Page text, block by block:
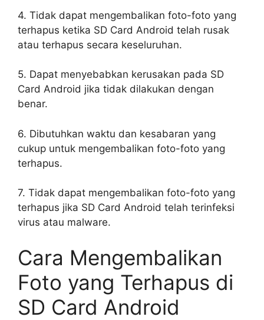
4. Tidak dapat mengembalikan foto-foto yang
terhapus ketika SD Card Android telah rusak
atau terhapus secara keseluruhan.
5. Dapat menyebabkan kerusakan pada SD
Card Android jika tidak dilakukan dengan
benar.
6. Dibutuhkan waktu dan kesabaran yang
cukup untuk mengembalikan foto-foto yang
terhapus.
7. Tidak dapat mengembalikan foto-foto yang
terhapus jika SD Card Android telah terinfeksi
virus atau malware.
Cara Mengembalikan
Foto yang Terhapus di
SD Card Android